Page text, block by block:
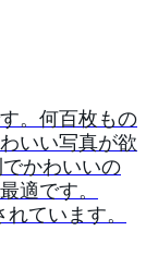
。何百枚もの
いい写真が欲
かわいいの
適です。
ています。